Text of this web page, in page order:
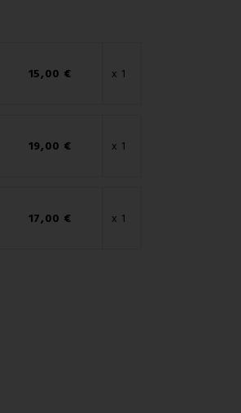
15,00 € x 1
19,00 € x 1
17,00 € x 1